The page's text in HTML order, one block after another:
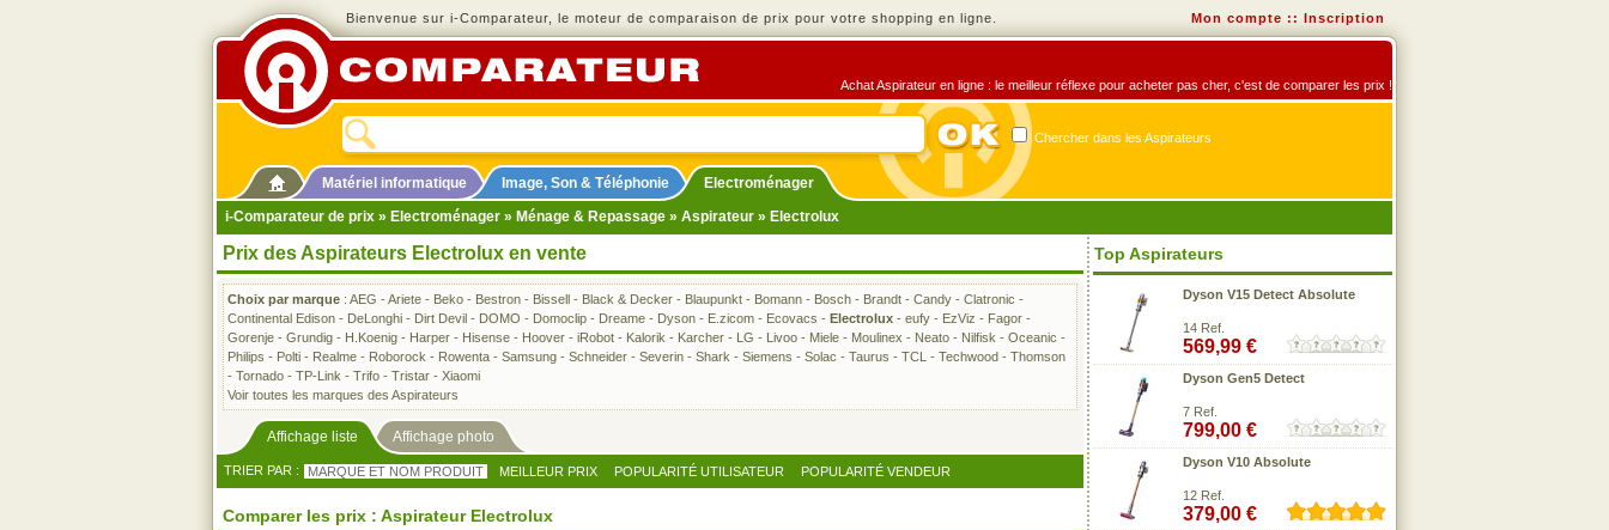
Bienvenue sur i-Comparateur, le moteur de comparaison de prix pour votre shopping en ligne. Mon compte :: Inscription
Achat Aspirateur en ligne : le meilleur réflexe pour acheter pas cher, c'est de comparer les prix !
Chercher dans les Aspirateurs
Matériel informatique Image, Son & Téléphonie
Electroménager
i-Comparateur de prix » Electroménager » Ménage & Repassage » Aspirateur » Electrolux
Prix des Aspirateurs Electrolux en vente
Choix par marque : AEG -Ariete - Beko - Bestron - Bissell - Black & Decker - Blaupunkt - Bomann - Bosch - Brandt - Candy - Clatronic -
Continental Edison - DeLonghi - Dirt Devil - DOMO - Domoclip - Dreame - Dyson - E.zicom - Ecovacs - Electrolux - eufy - EzViz - Fagor -
Gorenje - Grundig - H.Koenig - Harper - Hisense - Hoover - iRobot - Kalorik - Karcher - LG - Livoo - Miele - Moulinex - Neato - Nilfisk - Oceanic -
Philips - Polti - Realme - Roborock - Rowenta - Samsung - Schneider - Severin - Shark - Siemens - Solac - Taurus - TCL - Techwood - Thomson
- Tornado - TP-Link - Trifo - Tristar - Xiaomi
Voir toutes les marques des Aspirateurs
Affichage liste Affichage photo
TRIER PAR : MARQUE ET NOM PRODUIT MEILLEUR PRIX POPULARITÉ UTILISATEUR POPULARITÉ VENDEUR
Comparer les prix : Aspirateur Electrolux
Top Aspirateurs
Dyson V15 Detect Absolute
14 Ref.
569,99 €
Dyson Gen5 Detect
7 Ref.
799,00 €
Dyson V10 Absolute
12 Ref.
379,00 €